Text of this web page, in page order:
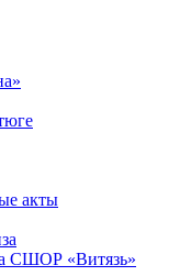
акты
СШОР «Витязь»